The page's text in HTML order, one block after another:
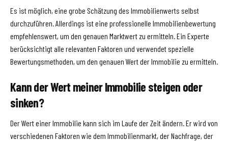
Es ist möglich, eine grobe Schätzung des Immobilienwerts selbst
durchzuführen. Allerdings ist eine professionelle Immobilienbewertung
empfehlenswert, um den genauen Marktwert zu ermitteln. Ein Experte
berücksichtigt alle relevanten Faktoren und verwendet spezielle
Bewertungsmethoden, um den genauen Wert der Immobilie zu ermitteln.
Kann der Wert meiner Immobilie steigen oder
sinken?
Der Wert einer Immobilie kann sich im Laufe der Zeit ändern. Er wird von
verschiedenen Faktoren wie dem Immobilienmarkt, der Nachfrage, der